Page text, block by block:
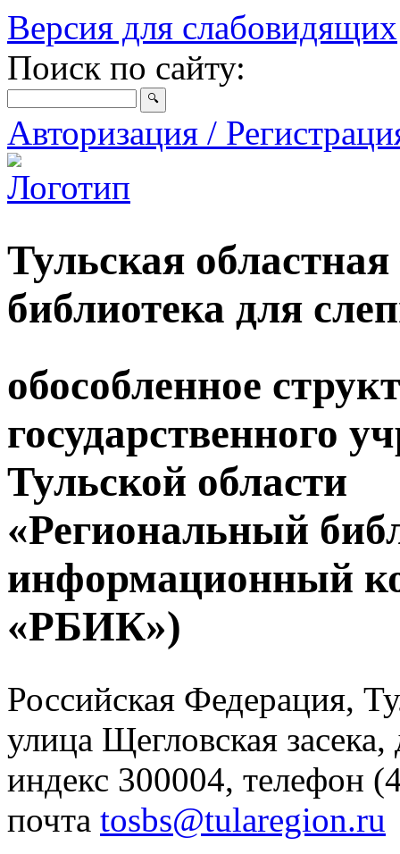
Версия для слабовидящих
Поиск по сайту:
Авторизация /
Тульская
библиотека для
обособленное
государственного
Тульской области
«Региональный
информационный
«РБИК»)
Российская Федерация,
улица Щегловская
индекс 300004, телефон
почта tosbs@tularegion.ru